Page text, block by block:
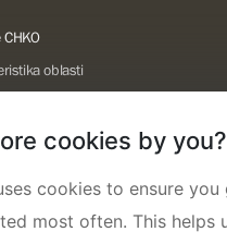
CHKO
oblasti
cookies by you?
cookies to ensure
most often. This